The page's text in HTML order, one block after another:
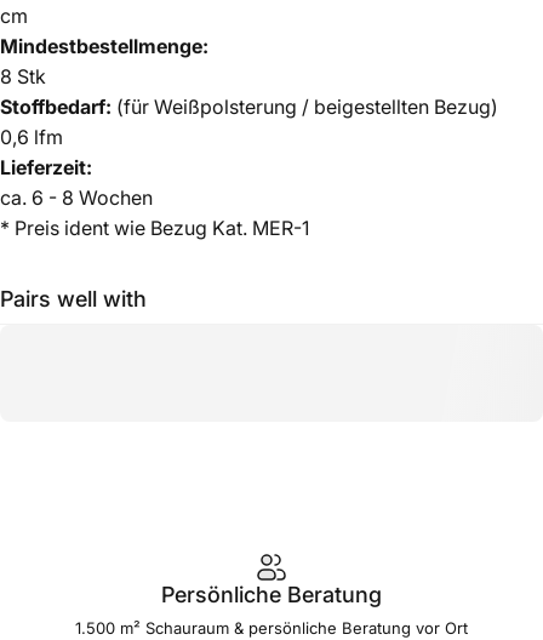
cm
Mindestbestellmenge:
8 Stk
Stoffbedarf: (für Weißpolsterung / beigestellten Bezug)
0,6 lfm
Lieferzeit:
ca. 6 - 8 Wochen
* Preis ident wie Bezug Kat. MER-1
Pairs well with
Persönliche Beratung
1.500 m² Schauraum & persönliche Beratung vor Ort